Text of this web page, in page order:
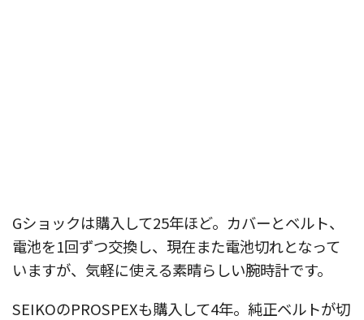
Gショックは購入して25年ほど。カバーとベルト、
電池を1回ずつ交換し、現在また電池切れとなって
いますが、気軽に使える素晴らしい腕時計です。
SEIKOのPROSPEXも購入して4年。純正ベルトが切